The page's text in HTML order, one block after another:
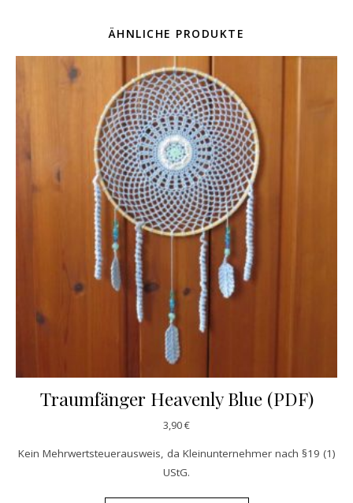
ÄHNLICHE PRODUKTE
Traumfänger Heavenly Blue (PDF)
3,90€
Kein Mehrwertsteuerausweis, da Kleinunternehmer nach §19 (1)
UStG.